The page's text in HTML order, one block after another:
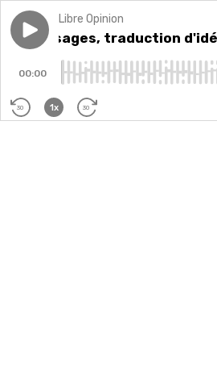
Play episodeLes messages,
Libre Opinion
messages, traduction
00:00
30 1x 30